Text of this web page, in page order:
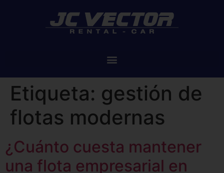
Etiqueta: gestión de
flotas modernas
¿Cuánto cuesta mantener
una flota empresarial en